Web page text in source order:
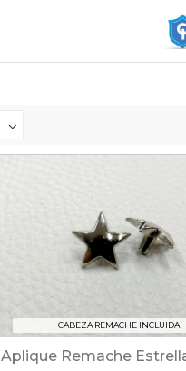
CABEZA REMACHE INCLUIDA